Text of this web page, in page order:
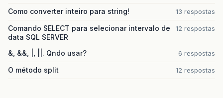
Como converter inteiro para string! 13 respostas
Comando SELECT para selecionar intervalo de
data SQL SERVER
12 respostas
&, &&, |, ||. Qndo usar? 6 respostas
O método split 12 respostas